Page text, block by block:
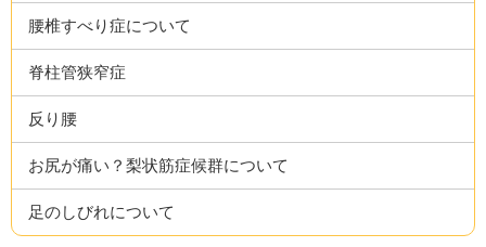
腰椎すべり症について
脊柱管狭窄症
反り腰
お尻が痛い？梨状筋症候群について
足のしびれについて